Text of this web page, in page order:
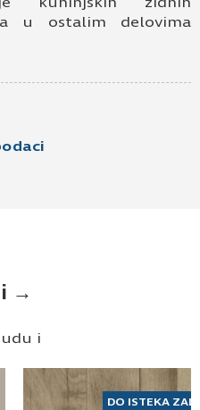
obaveštenja putem
u ostalim delovima
→
i
DO ISTEKA